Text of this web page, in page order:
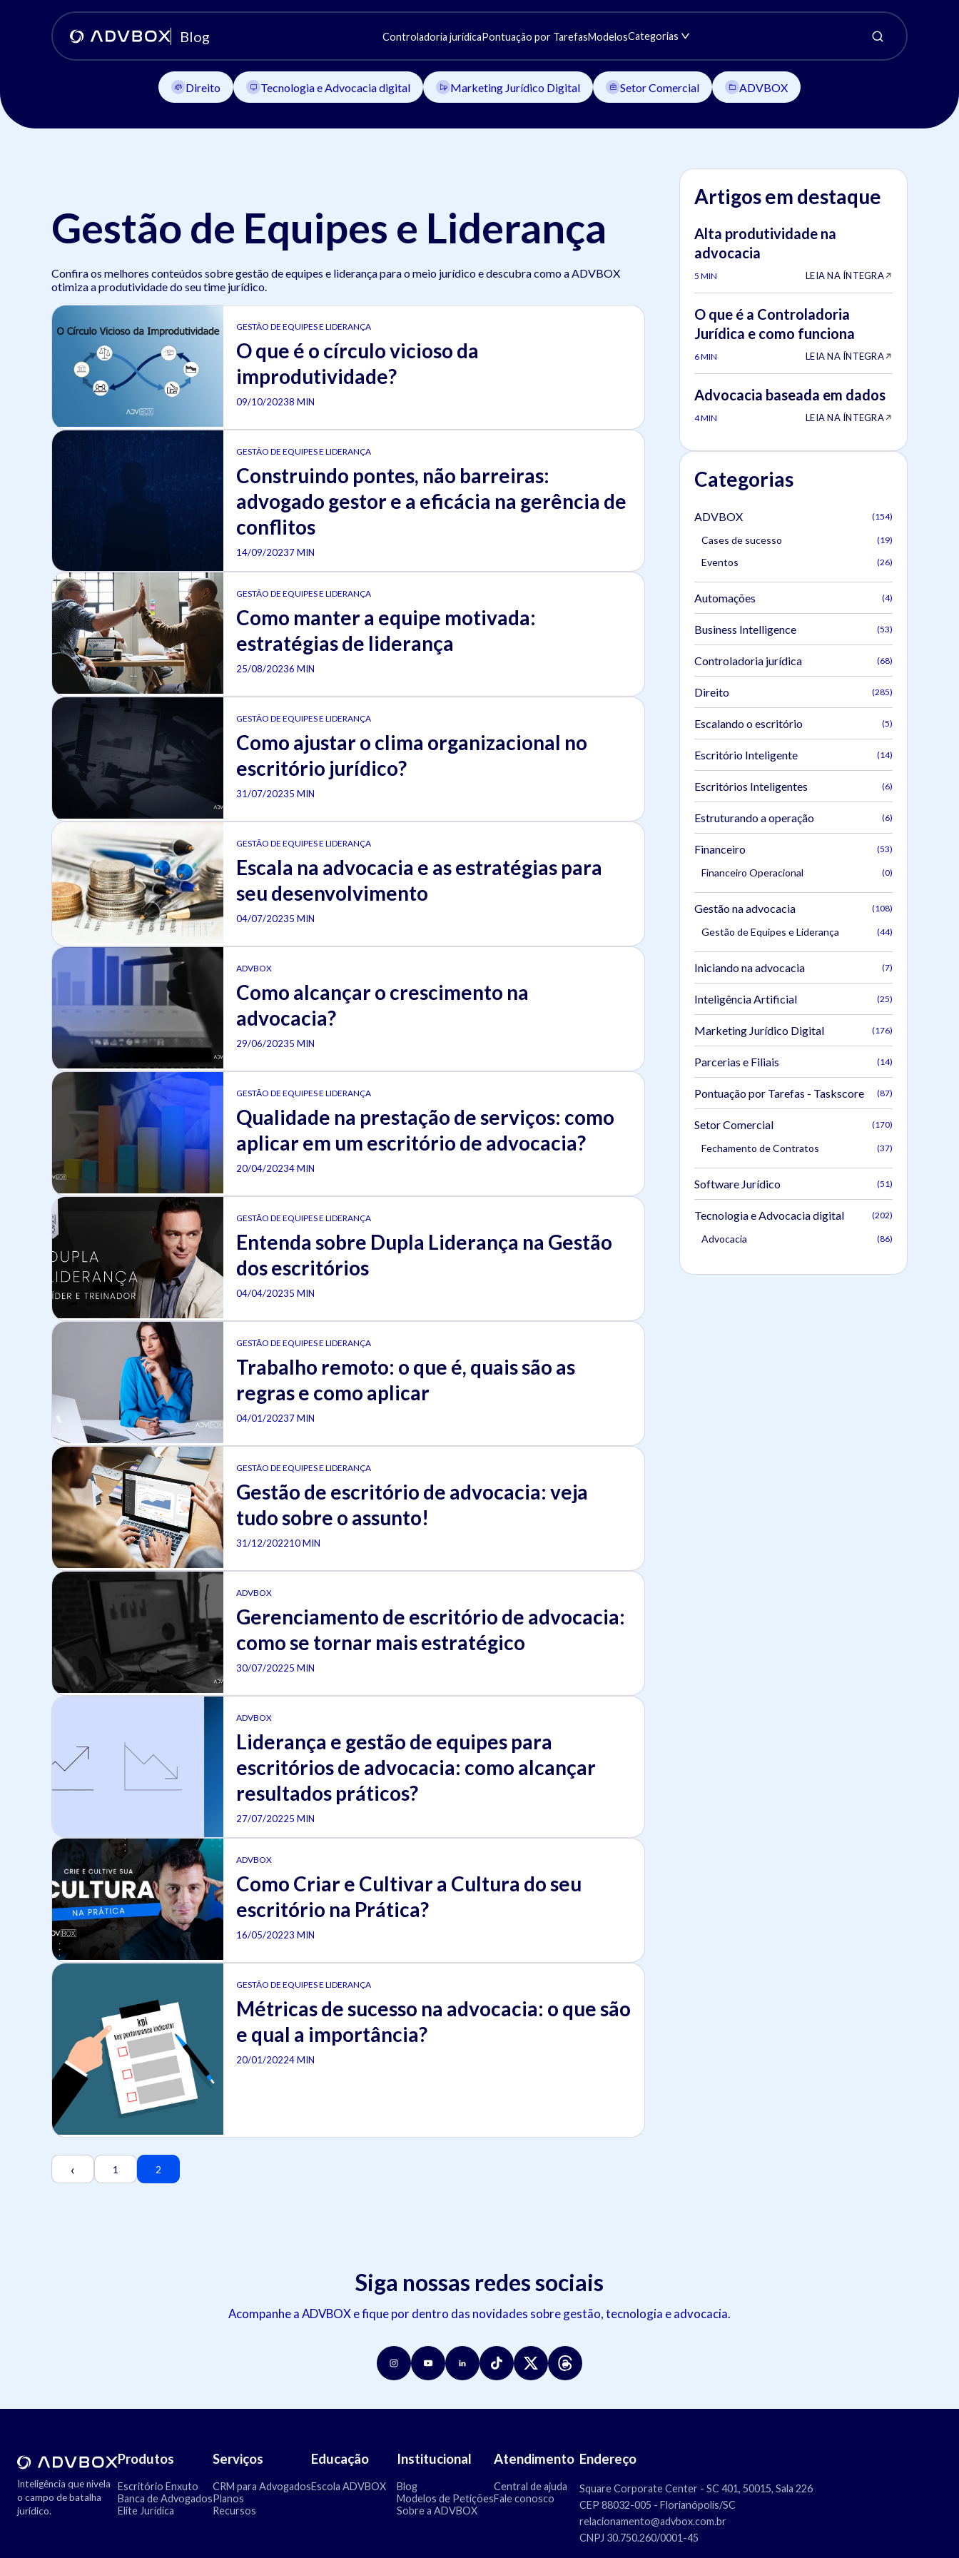
Blog Controladoria jurídicaPontuação por TarefasModelosCategorias
Direito Tecnologia e Advocacia digital Marketing Jurídico Digital Setor Comercial ADVBOX
Gestão de Equipes e Liderança
Confira os melhores conteúdos sobre gestão de equipes e liderança para o meio jurídico e descubra como a ADVBOX
otimiza a produtividade do seu time jurídico.
GESTÃO DE EQUIPES E LIDERANÇA
O que é o círculo vicioso da
improdutividade?
09/10/20238 MIN
GESTÃO DE EQUIPES E LIDERANÇA
Construindo pontes, não barreiras:
advogado gestor e a eficácia na gerência de
conflitos
14/09/20237 MIN
GESTÃO DE EQUIPES E LIDERANÇA
Como manter a equipe motivada:
estratégias de liderança
25/08/20236 MIN
GESTÃO DE EQUIPES E LIDERANÇA
Como ajustar o clima organizacional no
escritório jurídico?
31/07/20235 MIN
GESTÃO DE EQUIPES E LIDERANÇA
Escala na advocacia e as estratégias para
seu desenvolvimento
04/07/20235 MIN
ADVBOX
Como alcançar o crescimento na
advocacia?
29/06/20235 MIN
GESTÃO DE EQUIPES E LIDERANÇA
Qualidade na prestação de serviços: como
aplicar em um escritório de advocacia?
20/04/20234 MIN
GESTÃO DE EQUIPES E LIDERANÇA
Entenda sobre Dupla Liderança na Gestão
dos escritórios
04/04/20235 MIN
GESTÃO DE EQUIPES E LIDERANÇA
Trabalho remoto: o que é, quais são as
regras e como aplicar
04/01/20237 MIN
GESTÃO DE EQUIPES E LIDERANÇA
Gestão de escritório de advocacia: veja
tudo sobre o assunto!
31/12/202210 MIN
ADVBOX
Gerenciamento de escritório de advocacia:
como se tornar mais estratégico
30/07/20225 MIN
ADVBOX
Liderança e gestão de equipes para
escritórios de advocacia: como alcançar
resultados práticos?
27/07/20225 MIN
ADVBOX
Como Criar e Cultivar a Cultura do seu
escritório na Prática?
16/05/20223 MIN
GESTÃO DE EQUIPES E LIDERANÇA
Métricas de sucesso na advocacia: o que são
e qual a importância?
20/01/20224 MIN
‹ 1 2
Artigos em destaque
Alta produtividade na
advocacia
5 MIN LEIA NA ÍNTEGRA
O que é a Controladoria
Jurídica e como funciona
6 MIN LEIA NA ÍNTEGRA
Advocacia baseada em dados
4 MIN LEIA NA ÍNTEGRA
Categorias
ADVBOX (154)
Cases de sucesso (19)
Eventos (26)
Automações (4)
Business Intelligence (53)
Controladoria jurídica (68)
Direito (285)
Escalando o escritório (5)
Escritório Inteligente (14)
Escritórios Inteligentes (6)
Estruturando a operação (6)
Financeiro (53)
Financeiro Operacional (0)
Gestão na advocacia (108)
Gestão de Equipes e Liderança (44)
Iniciando na advocacia (7)
Inteligência Artificial (25)
Marketing Jurídico Digital (176)
Parcerias e Filiais (14)
Pontuação por Tarefas - Taskscore (87)
Setor Comercial (170)
Fechamento de Contratos (37)
Software Jurídico (51)
Tecnologia e Advocacia digital (202)
Advocacia (86)
Siga nossas redes sociais
Acompanhe a ADVBOX e fique por dentro das novidades sobre gestão, tecnologia e advocacia.
Inteligência que nivela
o campo de batalha
jurídico.
Produtos
Escritório Enxuto
Banca de Advogados
Elite Jurídica
Serviços
CRM para Advogados
Planos
Recursos
Educação
Escola ADVBOX
Institucional
Blog
Modelos de Petições
Sobre a ADVBOX
Atendimento
Central de ajuda
Fale conosco
Endereço
Square Corporate Center - SC 401, 50015, Sala 226
CEP 88032-005 - Florianópolis/SC
relacionamento@advbox.com.br
CNPJ 30.750.260/0001-45